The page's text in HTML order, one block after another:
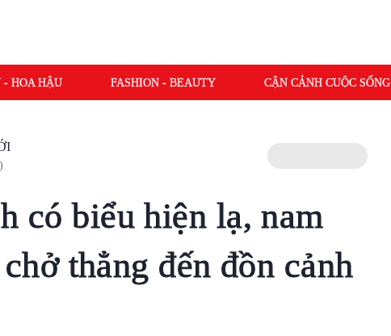
- HOA HẬU FASHION - BEAUTY CẬN CẢNH CUỘC SỐNG
có biểu hiện lạ, nam
thẳng đến đồn cảnh